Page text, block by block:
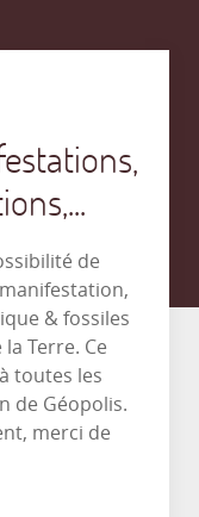
de
& fossiles
Terre. Ce
toutes les
de Géopolis.
merci de